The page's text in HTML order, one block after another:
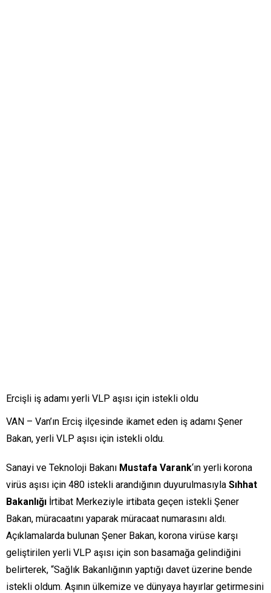
Ercişli iş adamı yerli VLP aşısı için istekli oldu
VAN – Van’ın Erciş ilçesinde ikamet eden iş adamı Şener
Bakan, yerli VLP aşısı için istekli oldu.
Sanayi ve Teknoloji Bakanı Mustafa Varank‘ın yerli korona
virüs aşısı için 480 istekli arandığının duyurulmasıyla Sıhhat
Bakanlığı İrtibat Merkeziyle irtibata geçen istekli Şener
Bakan, müracaatını yaparak müracaat numarasını aldı.
Açıklamalarda bulunan Şener Bakan, korona virüse karşı
geliştirilen yerli VLP aşısı için son basamağa gelindiğini
belirterek, “Sağlık Bakanlığının yaptığı davet üzerine bende
istekli oldum. Aşının ülkemize ve dünyaya hayırlar getirmesini